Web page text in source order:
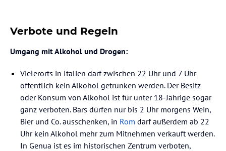
Verbote und Regeln
Umgang mit Alkohol und Drogen:
Vielerorts in Italien darf zwischen 22 Uhr und 7 Uhr
öffentlich kein Alkohol getrunken werden. Der Besitz
oder Konsum von Alkohol ist für unter 18-Jährige sogar
ganz verboten. Bars dürfen nur bis 2 Uhr morgens Wein,
Bier und Co. ausschenken, in Rom darf außerdem ab 22
Uhr kein Alkohol mehr zum Mitnehmen verkauft werden.
In Genua ist es im historischen Zentrum verboten,